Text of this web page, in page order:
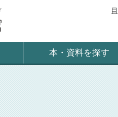
本・資料を探す